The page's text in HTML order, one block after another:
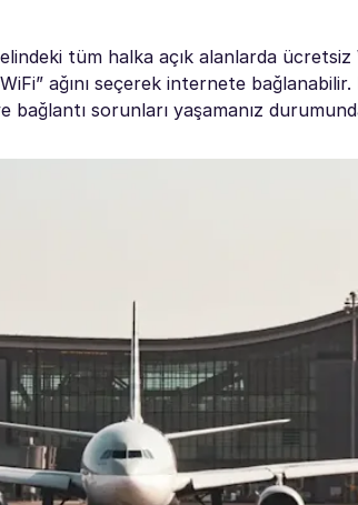
tüm halka açık alanlarda
ağını seçerek internete
bağlantı sorunları yaşamanız